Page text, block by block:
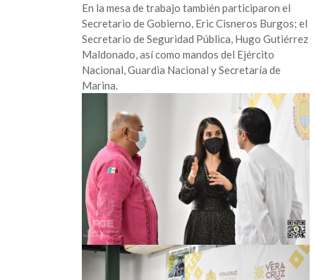
En la mesa de trabajo también participaron el
Secretario de Gobierno, Eric Cisneros Burgos; el
Secretario de Seguridad Pública, Hugo Gutiérrez
Maldonado, así como mandos del Ejército
Nacional, Guardia Nacional y Secretaría de
Marina.